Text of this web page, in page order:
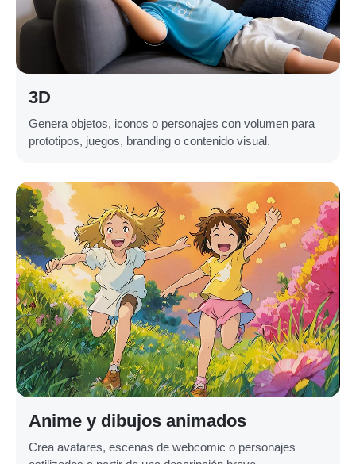
3D
Genera objetos, iconos o personajes con volumen para
prototipos, juegos, branding o contenido visual.
Anime y dibujos animados
Crea avatares, escenas de webcomic o personajes